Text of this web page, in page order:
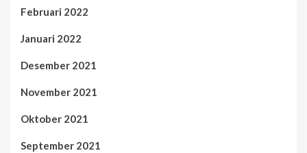
Februari 2022
Januari 2022
Desember 2021
November 2021
Oktober 2021
September 2021